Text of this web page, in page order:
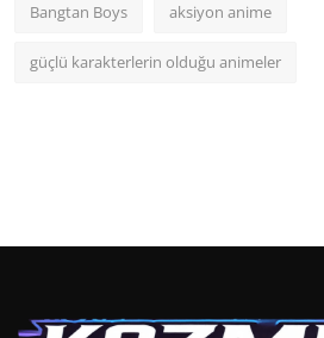
Bangtan Boys aksiyon anime
güçlü karakterlerin olduğu animeler